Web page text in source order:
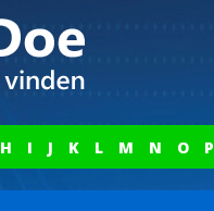
H I J K L M N O P